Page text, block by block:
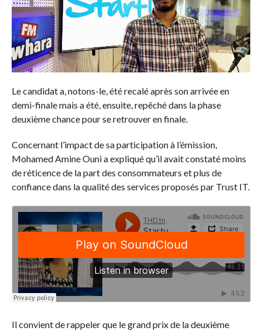
Le candidat a, notons-le, été recalé après son arrivée en
demi-finale mais a été, ensuite, repêché dans la phase
deuxième chance pour se retrouver en finale.
Concernant l’impact de sa participation à l’émission,
Mohamed Amine Ouni a expliqué qu’il avait constaté moins
de réticence de la part des consommateurs et plus de
confiance dans la qualité des services proposés par Trust IT.
Il convient de rappeler que le grand prix de la deuxième